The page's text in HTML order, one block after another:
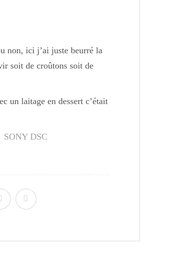
non, ici j’ai juste beurré la
soit de croûtons soit de
un laitage en dessert c’était